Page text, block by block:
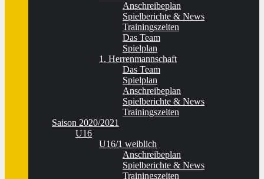
Anschreibeplan
Spielberichte & News
Trainingszeiten
Das Team
Spielplan
1. Herrenmannschaft
Das Team
Spielplan
Anschreibeplan
Spielberichte & News
Trainingszeiten
Saison 2020/2021
U16
U16/1 weiblich
Anschreibeplan
Spielberichte & News
Trainingszeiten